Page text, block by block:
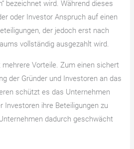
bezeichnet wird. Während dieses
oder Investor Anspruch auf einen
der jedoch erst nach
vollständig ausgezahlt wird.
Vorteile. Zum einen sichert
der Gründer und Investoren an das
schützt es das Unternehmen
Investoren ihre Beteiligungen zu
dadurch geschwächt